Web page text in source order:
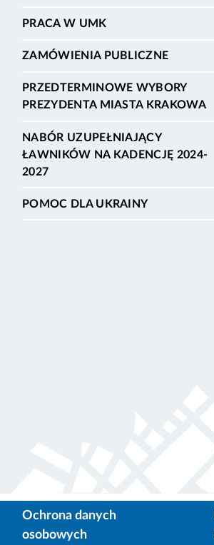
PRACA W UMK
ZAMÓWIENIA PUBLICZNE
PRZEDTERMINOWE WYBORY
PREZYDENTA MIASTA KRAKOWA
NABÓR UZUPEŁNIAJĄCY
ŁAWNIKÓW NA KADENCJĘ 2024-
2027
POMOC DLA UKRAINY
Ochrona danych
osobowych